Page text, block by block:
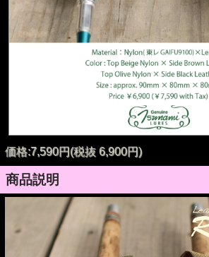
価格:7,590円(税抜 6,900円)
商品説明